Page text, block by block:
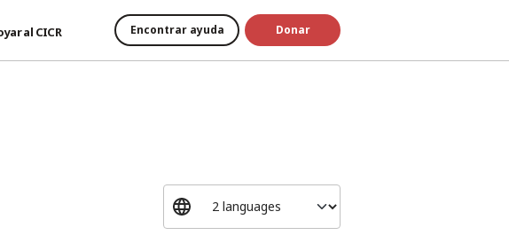
al CICR Encontrar ayuda Donar